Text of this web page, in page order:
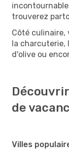
trouverez
Côté culinaire,
la charcuterie,
d'olive ou
de
Villes